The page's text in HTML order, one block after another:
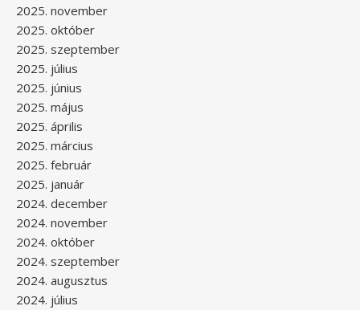
2025. november
2025. október
2025. szeptember
2025. július
2025. június
2025. május
2025. április
2025. március
2025. február
2025. január
2024. december
2024. november
2024. október
2024. szeptember
2024. augusztus
2024. július